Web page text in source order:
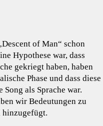
of Man“ schon
Hypothese war, dass
gekriegt haben, haben
Phase und dass diese
Song als Sprache war.
wir Bedeutungen zu
hinzugefügt.